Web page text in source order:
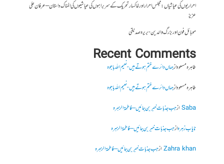
احراریوں کی عیاشیاں : مجلس احرار اور خاکسار تحریک کے سربراہوں کی عیاشیوں کی المناک داستان – عرفان علی
عزیز
موبائل فون اور بزرگ والدین- بریرہ صدیقی
Recent Comments
طاہرہ مسعودازجہاں دائرے ختم ہوتے ہیں- نعیم اللہ باجوہ
طاہرہ مسعودازجہاں دائرے ختم ہوتے ہیں- نعیم اللہ باجوہ
Sabaازجب جذبات خبر بن جائیں – فاطمۃالزہرہ
نایاب زہرہازجب جذبات خبر بن جائیں – فاطمۃالزہرہ
Zahra khanازجب جذبات خبر بن جائیں – فاطمۃالزہرہ